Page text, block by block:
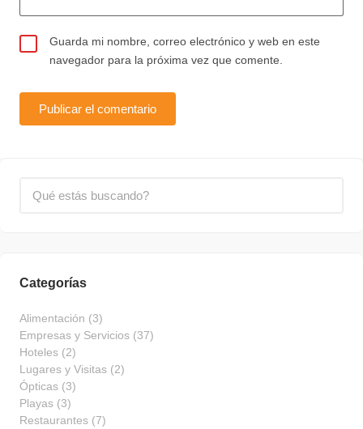
Guarda mi nombre, correo electrónico y web en este
navegador para la próxima vez que comente.
Categorías
Alimentación (3)
Empresas y Servicios (37)
Hoteles (2)
Lugares y Visitas (2)
Ópticas (3)
Playas (3)
Restaurantes (7)